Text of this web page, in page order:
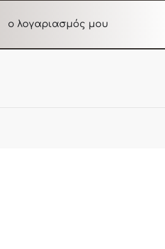
ο λογαριασμός μου